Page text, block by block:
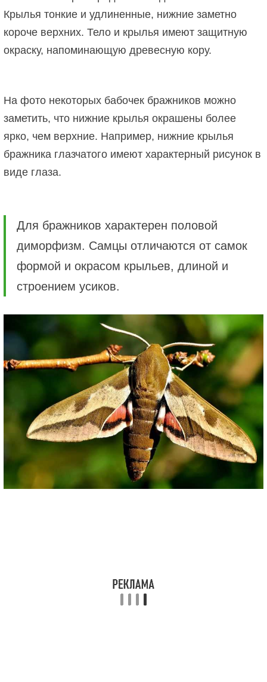
Крылья тонкие и удлиненные, нижние заметно
короче верхних. Тело и крылья имеют защитную
окраску, напоминающую древесную кору.
На фото некоторых бабочек бражников можно
заметить, что нижние крылья окрашены более
ярко, чем верхние. Например, нижние крылья
бражника глазчатого имеют характерный рисунок в
виде глаза.
Для бражников характерен половой
диморфизм. Самцы отличаются от самок
формой и окрасом крыльев, длиной и
строением усиков.